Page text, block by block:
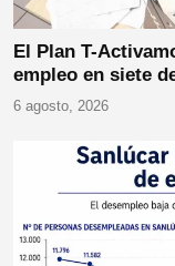
El Plan T-
empleo en siete
6 agosto, 2026